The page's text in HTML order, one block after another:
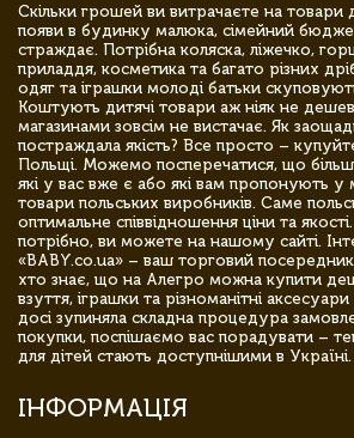
Скільки грошей ви витрачаєте на товари
появи в будинку малюка, сімейний
страждає. Потрібна коляска, ліжечко,
приладдя, косметика та багато різних
одяг та іграшки молоді батьки
Коштують дитячі товари аж ніяк не
магазинами зовсім не вистачає. Як
постраждала якість? Все просто –
Польщі. Можемо посперечатися, що
які у вас вже є або які вам пропонують у
товари польських виробників. Саме
оптимальне співвідношення ціни та
потрібно, ви можете на нашому сайті.
«BABY.co.ua» – ваш торговий
хто знає, що на Алегро можна купити
взуття, іграшки та різноманітні
досі зупиняла складна процедура
покупки, поспішаємо вас порадувати –
для дітей стають доступнішими в Україні.
ІНФОРМАЦІЯ